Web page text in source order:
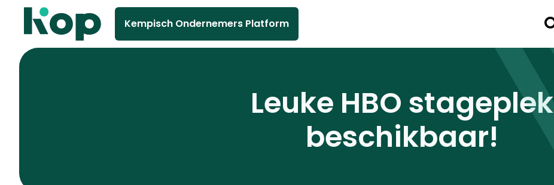
Kempisch Ondernemers Platform
Leuke HBO stageplek
beschikbaar!